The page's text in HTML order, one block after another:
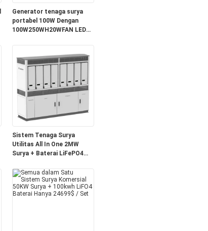
Generator tenaga surya
portabel 100W Dengan
100W250WH20WFAN LED
Sistem Tenaga Surya
Utilitas All In One 2MW
Surya + Baterai LiFePO4
$749.999/Set